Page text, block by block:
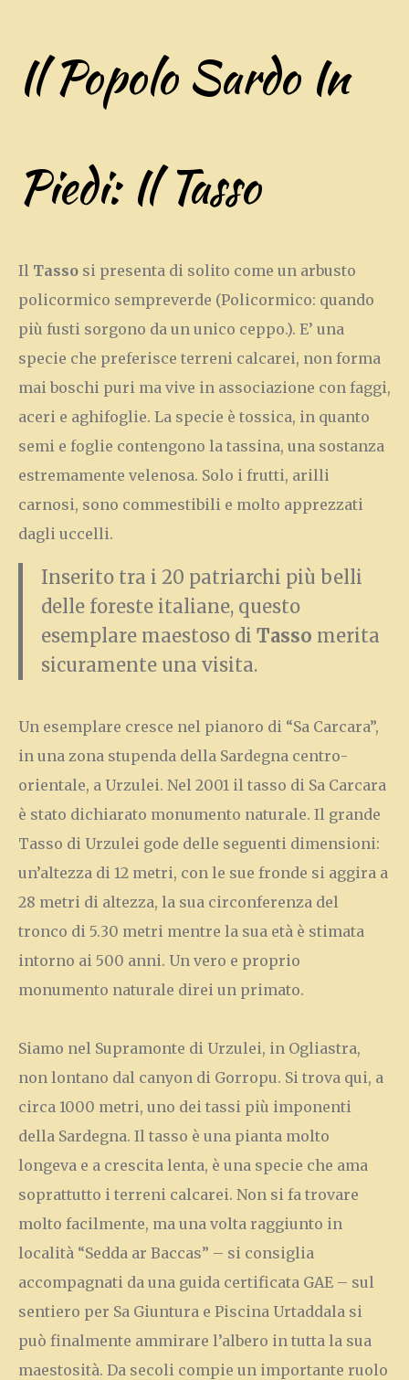
Il Popolo Sardo In
Piedi: Il Tasso
Il Tasso si presenta di solito come un arbusto
policormico sempreverde (Policormico: quando
più fusti sorgono da un unico ceppo.). E’ una
specie che preferisce terreni calcarei, non forma
mai boschi puri ma vive in associazione con faggi,
aceri e aghifoglie. La specie è tossica, in quanto
semi e foglie contengono la tassina, una sostanza
estremamente velenosa. Solo i frutti, arilli
carnosi, sono commestibili e molto apprezzati
dagli uccelli.
Inserito tra i 20 patriarchi più belli
delle foreste italiane, questo
esemplare maestoso di Tasso merita
sicuramente una visita.
Un esemplare cresce nel pianoro di “Sa Carcara”,
in una zona stupenda della Sardegna centro-
orientale, a Urzulei. Nel 2001 il tasso di Sa Carcara
è stato dichiarato monumento naturale. Il grande
Tasso di Urzulei gode delle seguenti dimensioni:
un’altezza di 12 metri, con le sue fronde si aggira a
28 metri di altezza, la sua circonferenza del
tronco di 5.30 metri mentre la sua età è stimata
intorno ai 500 anni. Un vero e proprio
monumento naturale direi un primato.
Siamo nel Supramonte di Urzulei, in Ogliastra,
non lontano dal canyon di Gorropu. Si trova qui, a
circa 1000 metri, uno dei tassi più imponenti
della Sardegna. Il tasso è una pianta molto
longeva e a crescita lenta, è una specie che ama
soprattutto i terreni calcarei. Non si fa trovare
molto facilmente, ma una volta raggiunto in
località “Sedda ar Baccas” – si consiglia
accompagnati da una guida certificata GAE – sul
sentiero per Sa Giuntura e Piscina Urtaddala si
può finalmente ammirare l’albero in tutta la sua
maestosità. Da secoli compie un importante ruolo